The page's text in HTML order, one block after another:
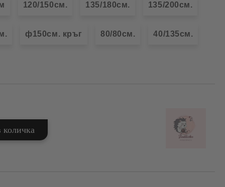
120/150см. 135/180см. 135/200см.
ф150см. кръг 80/80см. 40/135см.